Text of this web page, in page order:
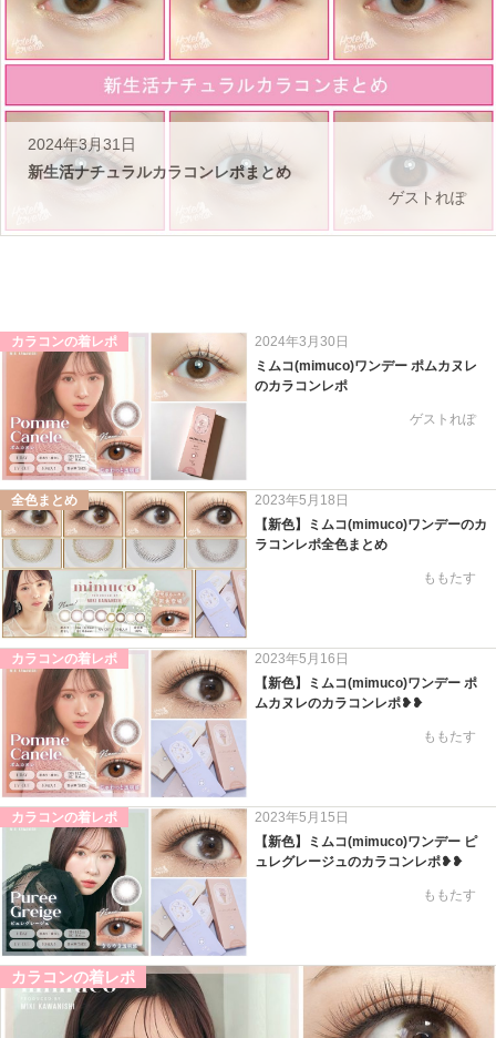
2024年3月31日
新生活ナチュラルカラコンレポまとめ
ゲストれぽ
カラコンの着レポ
2024年3月30日
ミムコ(mimuco)ワンデー ポムカヌレ
のカラコンレポ
ゲストれぽ
全色まとめ
2023年5月18日
【新色】ミムコ(mimuco)ワンデーのカ
ラコンレポ全色まとめ
ももたす
カラコンの着レポ
2023年5月16日
【新色】ミムコ(mimuco)ワンデー ポ
ムカヌレのカラコンレポ❥❥
ももたす
カラコンの着レポ
2023年5月15日
【新色】ミムコ(mimuco)ワンデー ピ
ュレグレージュのカラコンレポ❥❥
ももたす
カラコンの着レポ